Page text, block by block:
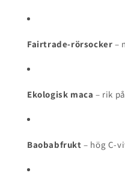
Fairtrade-rörsocker –
Ekologisk maca – rik
Baobabfrukt – hög C-